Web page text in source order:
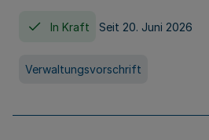
In Kraft Seit 20. Juni 2026
Verwaltungsvorschrift